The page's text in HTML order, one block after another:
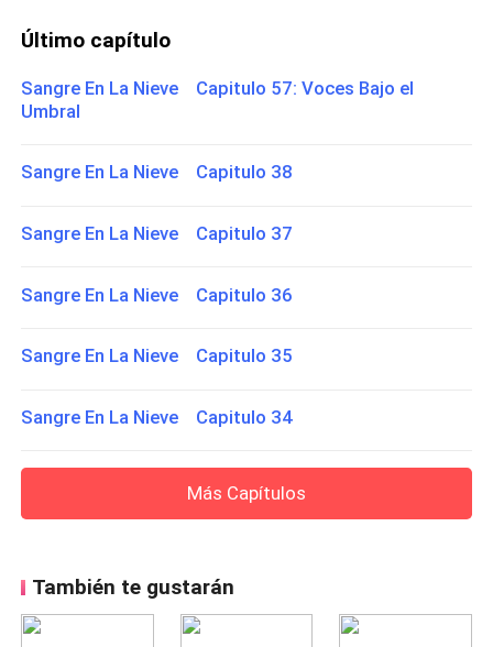
Último capítulo
Sangre En La Nieve Capitulo 57: Voces Bajo el
Umbral
Sangre En La Nieve Capitulo 38
Sangre En La Nieve Capitulo 37
Sangre En La Nieve Capitulo 36
Sangre En La Nieve Capitulo 35
Sangre En La Nieve Capitulo 34
Más Capítulos
También te gustarán